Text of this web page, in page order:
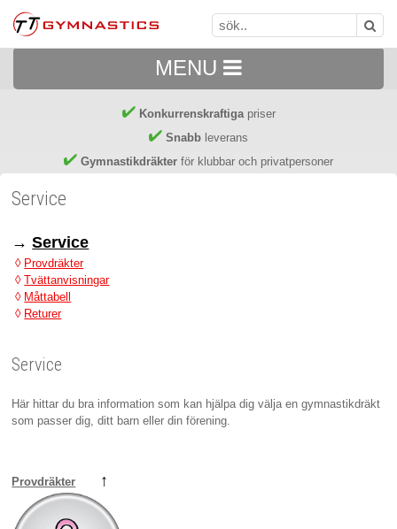
MENU
Konkurrenskraftigapriser
Snabb leverans
Gymnastikdräkter för klubbar och privatpersoner
Service
→Service
◊ Provdräkter
◊Tvättanvisningar
◊ Måttabell
◊ Returer
Service
Här hittar du bra information som kan hjälpa dig välja en gymnastikdräkt
som passer dig, ditt barn eller din förening.
Provdräkter ↑